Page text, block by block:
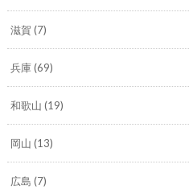
滋賀 (7)
兵庫(69)
和歌山 (19)
岡山 (13)
広島 (7)